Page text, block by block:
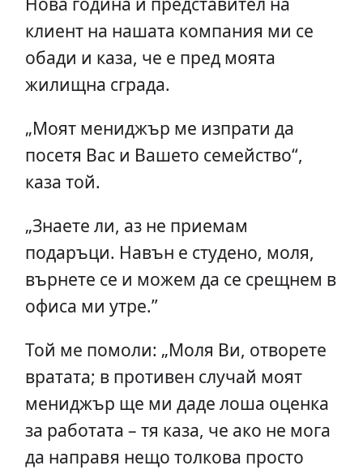
клиент на нашата компания ми се
обади и каза, че е пред моята
жилищна сграда.
„Моят мениджър ме изпрати да
посетя Вас и Вашето семейство“,
каза той.
„Знаете ли, аз не приемам
подаръци. Навън е студено, моля,
върнете се и можем да се срещнем в
офиса ми утре.”
Той ме помоли: „Моля Ви, отворете
вратата; в противен случай моят
мениджър ще ми даде лоша оценка
за работата – тя каза, че ако не мога
да направя нещо толкова просто